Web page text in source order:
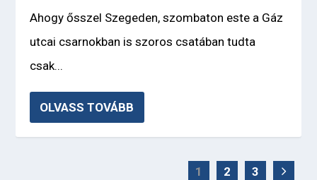
Ahogy ősszel Szegeden, szombaton este a Gáz
utcai csarnokban is szoros csatában tudta
csak...
OLVASS TOVÁBB
1 2 3